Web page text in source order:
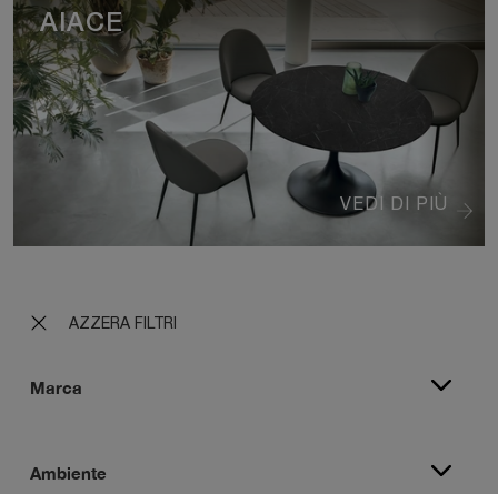
AZZERA FILTRI
Marca
Ambiente
VEDI DI PIÙ
AIACE